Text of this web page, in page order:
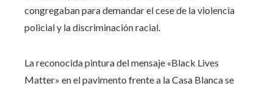
congregaban para demandar el cese de la violencia
policial y la discriminación racial.
La reconocida pintura del mensaje «Black Lives
Matter» en el pavimento frente a la Casa Blanca se